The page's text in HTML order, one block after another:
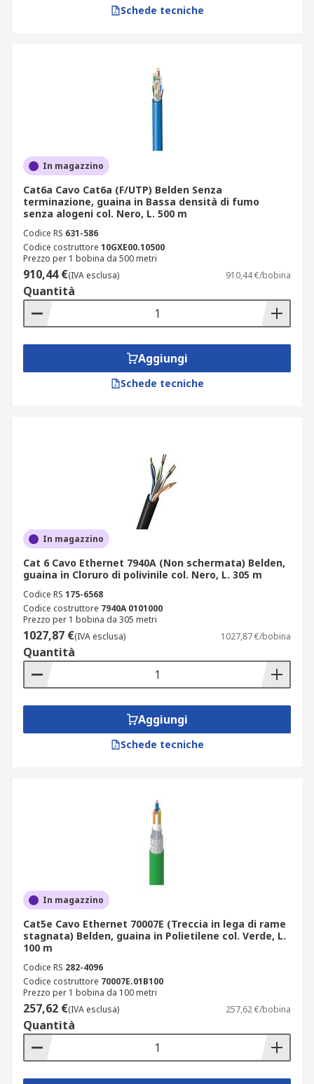
Schede tecniche
In magazzino
Cat6a Cavo Cat6a (F/UTP) Belden Senza
terminazione, guaina in Bassa densità di fumo
senza alogeni col. Nero, L. 500 m
Codice RS 631-586
Codice costruttore 10GXE00.10500
Prezzo per 1 bobina da 500 metri
910,44 €(IVA esclusa) 910,44 €/bobina
Quantità
Aggiungi
Schede tecniche
In magazzino
Cat 6 Cavo Ethernet 7940A (Non schermata) Belden,
guaina in Cloruro di polivinile col. Nero, L. 305 m
Codice RS 175-6568
Codice costruttore 7940A 0101000
Prezzo per 1 bobina da 305 metri
1027,87 €(IVA esclusa) 1027,87 €/bobina
Quantità
Aggiungi
Schede tecniche
In magazzino
Cat5e Cavo Ethernet 70007E (Treccia in lega di rame
stagnata) Belden, guaina in Polietilene col. Verde, L.
100 m
Codice RS 282-4096
Codice costruttore 70007E.01B100
Prezzo per 1 bobina da 100 metri
257,62 €(IVA esclusa) 257,62 €/bobina
Quantità